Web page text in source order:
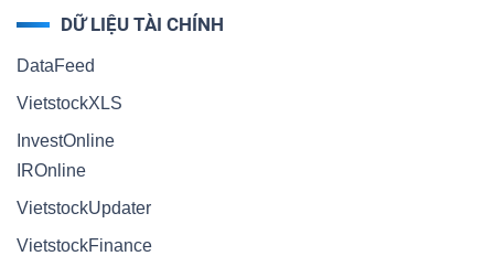
DỮ LIỆU TÀI CHÍNH
DataFeed
VietstockXLS
InvestOnline
IROnline
VietstockUpdater
VietstockFinance